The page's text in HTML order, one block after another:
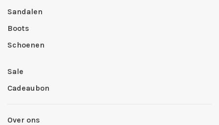
Sandalen
Boots
Schoenen
Sale
Cadeaubon
Over ons